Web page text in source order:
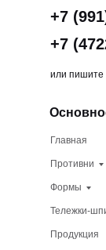
+7
Главная
Продукция
Противни
Тележки-
или пишите
+7
Формы